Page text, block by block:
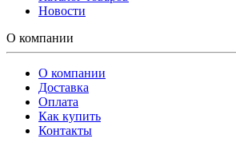
Новости
О компании
О компании
Доставка
Оплата
Как купить
Контакты